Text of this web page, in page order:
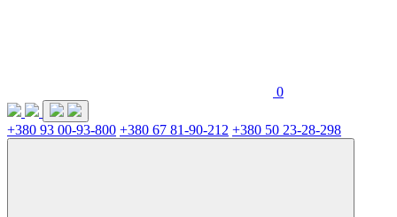
0
+380 93 00-93-800 +380 67 81-90-212 +380 50 23-28-298